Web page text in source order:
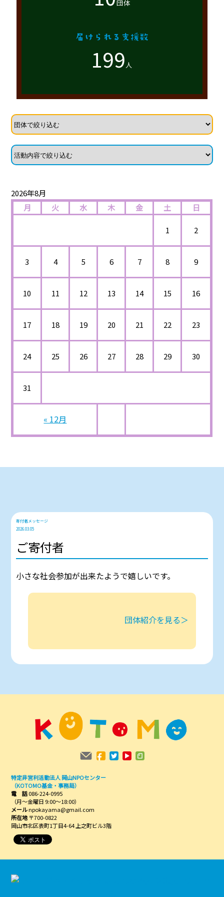
団体
199人
2026年8月
月
火 水 木 金 土 日
« 12月
1 2
3 4 5 6 7 8 9
10 11 12 13 14 15 16
17 18 19 20 21 22 23
24 25 26 27 28 29 30
31
寄付者メッセージ
2026.03.05
ご寄付者
小さな社会参加が出来たようで嬉しいです。
団体紹介を見る＞
特定非営利活動法人 岡山NPOセンター
（KOTOMO基金・事務局）
電 話086-224-0995
（月～金曜日 9:00～18:00）
メールnpokayama@gmail.com
所在地〒700-0822
岡山市北区表町1丁目4-64 上之町ビル3階